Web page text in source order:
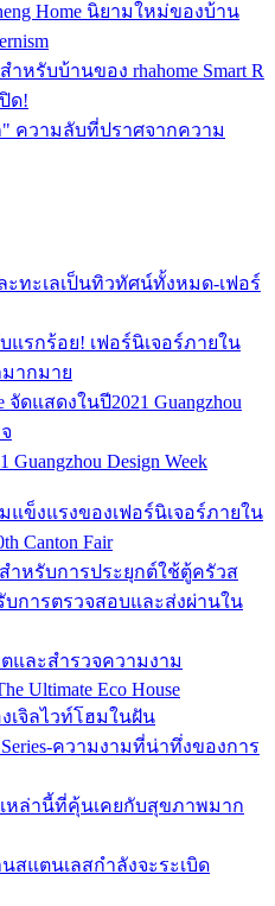
Home นิยามใหม่ของบ้าน
ำหรับบ้านของ rhahome Smart R
ด!
ความลับที่ปราศจากความ
ทะเลเป็นทิวทัศน์ทั้งหมด-เฟอร์
แรกร้อย! เฟอร์นิเจอร์ภายใน
มากมาย
จัดแสดงในปี2021 Guangzhou
Guangzhou Design Week
แข็งแรงของเฟอร์นิเจอร์ภายใน
Canton Fair
ำหรับการประยุกต์ใช้ตู้ครัวส
บการตรวจสอบและส่งผ่านใน
และสำรวจความงาม
Ultimate Eco House
จิลไวท์โฮมในฝัน
Series-ความงามที่น่าทึ่งของการ
หล่านี้ที่คุ้นเคยกับสุขภาพมาก
สแตนเลสกำลังจะระเบิด